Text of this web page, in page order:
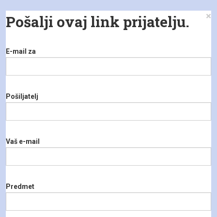
Pošalji ovaj link prijatelju. ×
E-mail za
Pošiljatelj
Vaš e-mail
Predmet